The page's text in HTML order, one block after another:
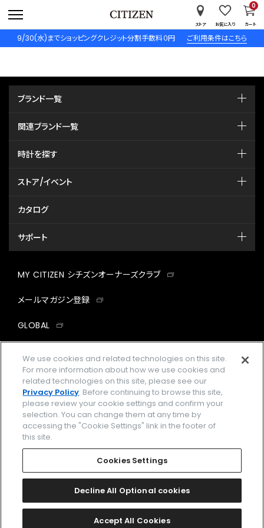
9/30(水)までショッピングクレジット分割手数料０円 ご利用条件はこちら
ストア お気に入り カート
0
ブランド一覧
関連ブランド一覧
時計を探す
ストア/イベント
カタログ
サポート
MY CITIZEN シチズンオーナーズクラブ
メールマガジン登録
GLOBAL
facebookinstagramtwitter
企業情報 ご利用規約
プライバシーポリシー Cookies Settings
Amazon PayはAmazon.com, Inc.またはその関連会社の商標です。
2026 CITIZEN WATCH CO., LTD.
We use cookies and related technologies on this site.
For more information about how we use cookies and
related technologies on this site, please see our
Privacy Policy. Before continuing to browse this site,
please review your cookie settings and confirm your
selection. You can change them at any time by
accessing the "Cookie Settings" link in the footer of
this site.
Cookies Settings
Decline All Optional cookies
Accept All Cookies